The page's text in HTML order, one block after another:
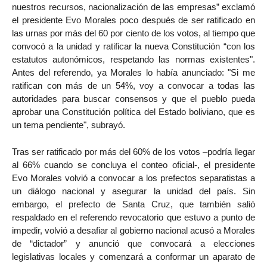
nuestros recursos, nacionalización de las empresas” exclamó
el presidente Evo Morales poco después de ser ratificado en
las urnas por más del 60 por ciento de los votos, al tiempo que
convocó a la unidad y ratificar la nueva Constitución “con los
estatutos autonómicos, respetando las normas existentes".
Antes del referendo, ya Morales lo había anunciado: "Si me
ratifican con más de un 54%, voy a convocar a todas las
autoridades para buscar consensos y que el pueblo pueda
aprobar una Constitución política del Estado boliviano, que es
un tema pendiente", subrayó.
Tras ser ratificado por más del 60% de los votos –podría llegar
al 66% cuando se concluya el conteo oficial-, el presidente
Evo Morales volvió a convocar a los prefectos separatistas a
un diálogo nacional y asegurar la unidad del país. Sin
embargo, el prefecto de Santa Cruz, que también salió
respaldado en el referendo revocatorio que estuvo a punto de
impedir, volvió a desafiar al gobierno nacional acusó a Morales
de “dictador” y anunció que convocará a elecciones
legislativas locales y comenzará a conformar un aparato de